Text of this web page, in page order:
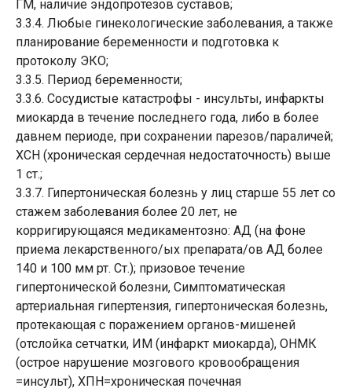
ГМ, наличие эндопротезов суставов;
3.3.4. Любые гинекологические заболевания, а также
планирование беременности и подготовка к
протоколу ЭКО;
3.3.5. Период беременности;
3.3.6. Сосудистые катастрофы - инсульты, инфаркты
миокарда в течение последнего года, либо в более
давнем периоде, при сохранении парезов/параличей;
ХСН (хроническая сердечная недостаточность) выше
1 ст.;
3.3.7. Гипертоническая болезнь у лиц старше 55 лет со
стажем заболевания более 20 лет, не
корригирующаяся медикаментозно: АД (на фоне
приема лекарственного/ых препарата/ов АД более
140 и 100 мм рт. Ст.); призовое течение
гипертонической болезни, Симптоматическая
артериальная гипертензия, гипертоническая болезнь,
протекающая с поражением органов-мишеней
(отслойка сетчатки, ИМ (инфаркт миокарда), ОНМК
(острое нарушение мозгового кровообращения
=инсульт), ХПН=хроническая почечная